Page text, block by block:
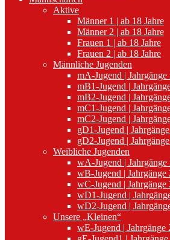
Aktive
Männer 1 | ab 18 Jahre
Männer 2 | ab 18 Jahre
Frauen 1 | ab 18 Jahre
Frauen 2 | ab 18 Jahre
Männliche Jugenden
mA-Jugend |
mB1-Jugend |
mB2-Jugend |
mC1-Jugend |
mC2-Jugend |
gD1-Jugend |
gD2-Jugend |
Weibliche Jugenden
wA-Jugend |
wB-Jugend |
wC-Jugend |
wD1-Jugend |
wD2-Jugend |
Unsere „Kleinen“
wE-Jugend |